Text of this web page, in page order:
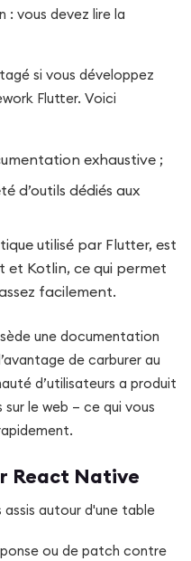
: vous devez lire la
si vous développez
Flutter. Voici
exhaustive ;
d’outils dédiés aux
utilisé par Flutter, est
et Kotlin, ce qui permet
facilement.
une documentation
de carburer au
d’utilisateurs a produit
le web – ce qui vous
React Native
ou de patch contre